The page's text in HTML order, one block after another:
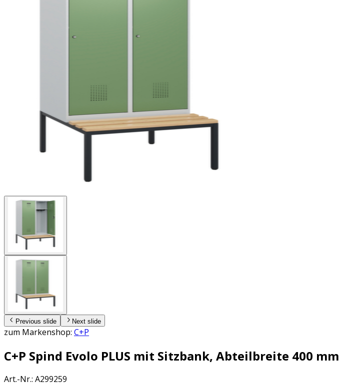
Previous slide Next slide
zum Markenshop: C+P
C+P Spind Evolo PLUS mit Sitzbank, Abteilbreite 400 mm
Art.-Nr.: A299259